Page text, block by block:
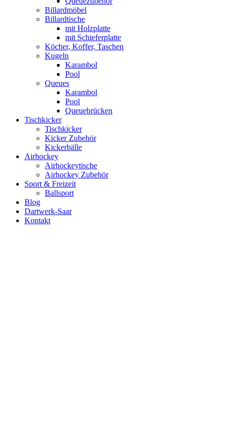
Billardmöbel
Billardtische
mit Holzplatte
mit Schieferplatte
Köcher, Koffer, Taschen
Kugeln
Karambol
Pool
Queues
Karambol
Pool
Queuebrücken
Tischkicker
Tischkicker
Kicker Zubehör
Kickerbälle
Airhockey
Airhockeytische
Airhockey Zubehör
Sport & Freizeit
Ballsport
Blog
Dartwerk-Saar
Kontakt